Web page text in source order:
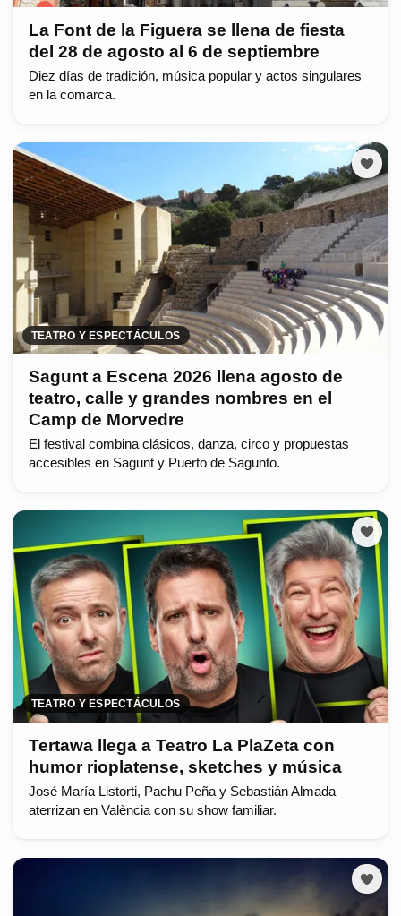
La Font de la Figuera se llena de fiesta
del 28 de agosto al 6 de septiembre
Diez días de tradición, música popular y actos singulares
en la comarca.
TEATRO Y ESPECTÁCULOS
Sagunt a Escena 2026 llena agosto de
teatro, calle y grandes nombres en el
Camp de Morvedre
El festival combina clásicos, danza, circo y propuestas
accesibles en Sagunt y Puerto de Sagunto.
TEATRO Y ESPECTÁCULOS
Tertawa llega a Teatro La PlaZeta con
humor rioplatense, sketches y música
José María Listorti, Pachu Peña y Sebastián Almada
aterrizan en València con su show familiar.